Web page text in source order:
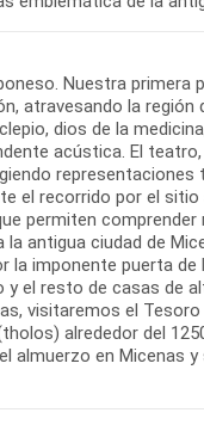
Nuestra
la región
dios de la
acústica. El
representaciones
el recorrido por el sitio
permiten
antigua ciudad de
la imponente puerta
y el resto de casas de
visitaremos el
alrededor del
almuerzo en Micenas